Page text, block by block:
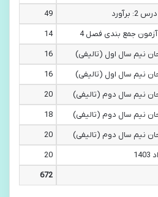
درس 2: برآورد
49
آزمون جمع بندی فصل 4
14
16
16
20
18
20
20
672